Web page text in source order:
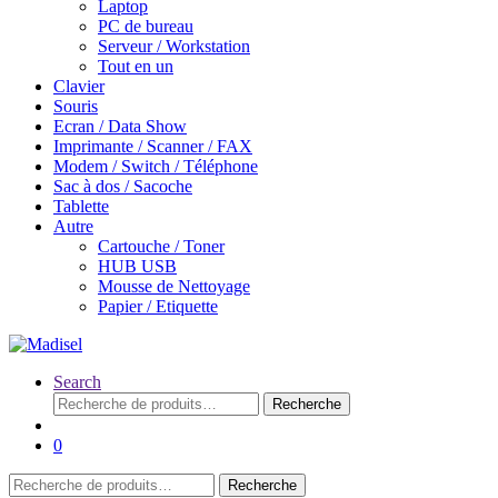
Laptop
PC de bureau
Serveur / Workstation
Tout en un
Clavier
Souris
Ecran / Data Show
Imprimante / Scanner / FAX
Modem / Switch / Téléphone
Sac à dos / Sacoche
Tablette
Autre
Cartouche / Toner
HUB USB
Mousse de Nettoyage
Papier / Etiquette
Search
Recherche
pour :
Recherche
0
Recherche
Recherche